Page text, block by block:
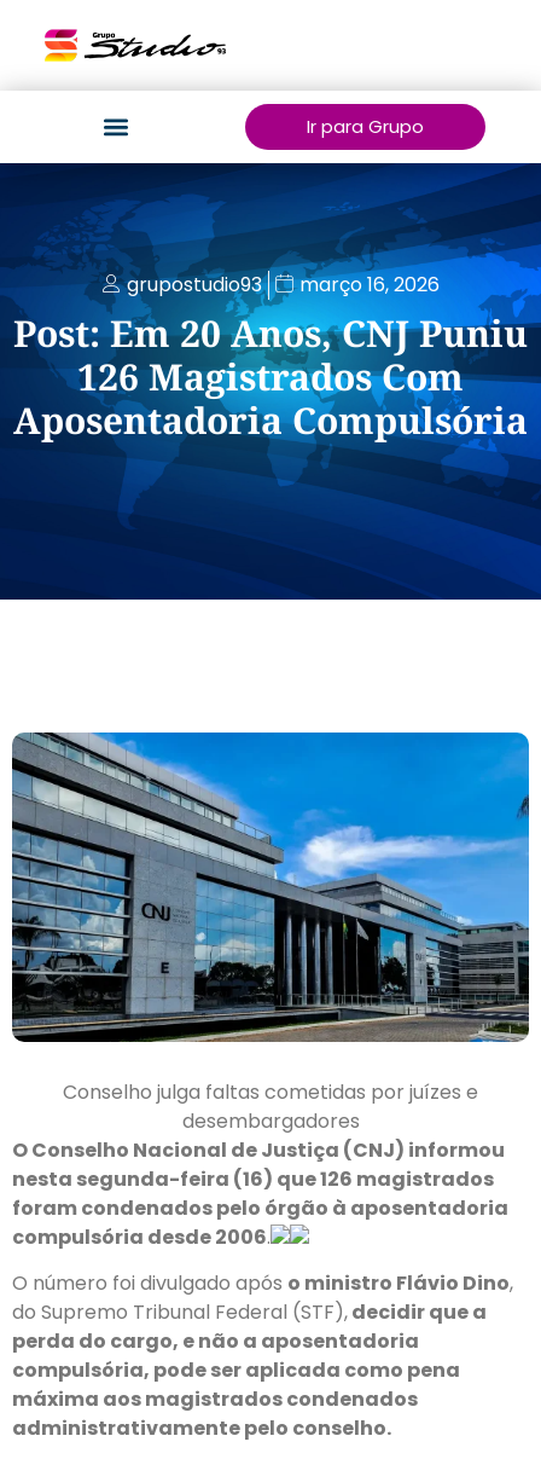
Ir para Grupo
grupostudio93 março 16, 2026
Post: Em 20 Anos, CNJ Puniu
126 Magistrados Com
Aposentadoria Compulsória
Conselho julga faltas cometidas por juízes e
desembargadores
O Conselho Nacional de Justiça (CNJ) informou
nesta segunda-feira (16) que 126 magistrados
foram condenados pelo órgão à aposentadoria
compulsória desde 2006.
O número foi divulgado após o ministro Flávio Dino,
do Supremo Tribunal Federal (STF),decidir que a
perda do cargo, e não a aposentadoria
compulsória, pode ser aplicada como pena
máxima aos magistrados condenados
administrativamente pelo conselho.